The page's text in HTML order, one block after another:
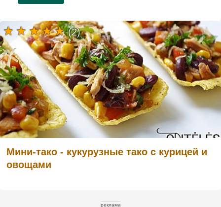
Мини-тако - кукурузные тако с курицей и
овощами
(2)
реклама